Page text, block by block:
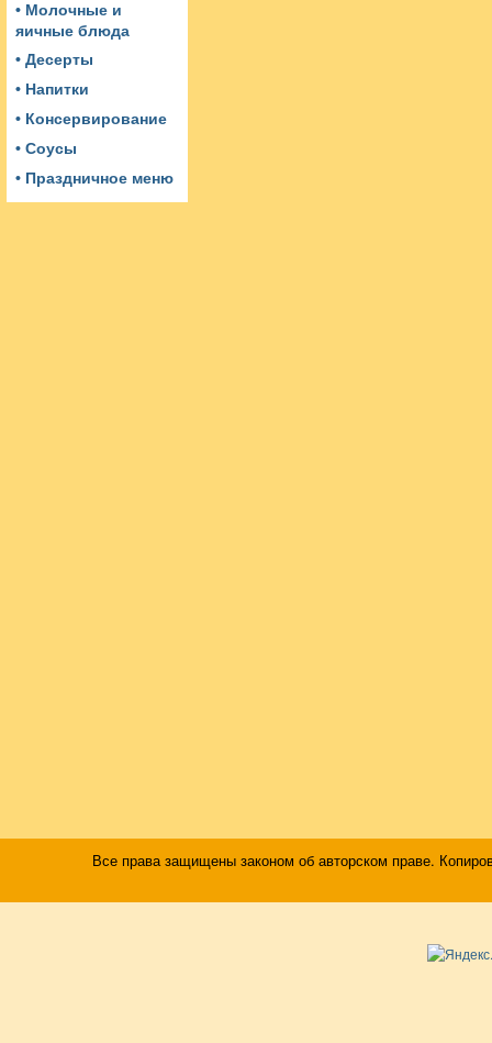
• Молочные и
яичные блюда
• Десерты
• Напитки
• Консервирование
• Соусы
• Праздничное меню
Все права защищены законом об авторском праве.